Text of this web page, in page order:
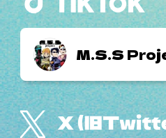
M.S.S